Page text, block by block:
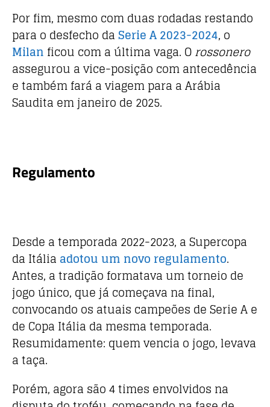
Por fim, mesmo com duas rodadas restando
para o desfecho daSerie A 2023-2024, o
Milan ficou com a última vaga. Orossonero
assegurou a vice-posição com antecedência
e também fará a viagem para a Arábia
Saudita em janeiro de 2025.
Regulamento
Desde a temporada 2022-2023, a Supercopa
da Itália adotou um novo regulamento.
Antes, a tradição formatava um torneio de
jogo único, que já começava na final,
convocando os atuais campeões de Serie A e
de Copa Itália da mesma temporada.
Resumidamente: quem vencia o jogo, levava
a taça.
Porém, agora são 4 times envolvidos na